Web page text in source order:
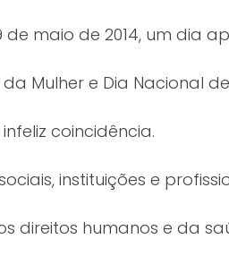
maio de 2014, um dia
Mulher e Dia Nacional
coincidência.
instituições e
direitos humanos e da